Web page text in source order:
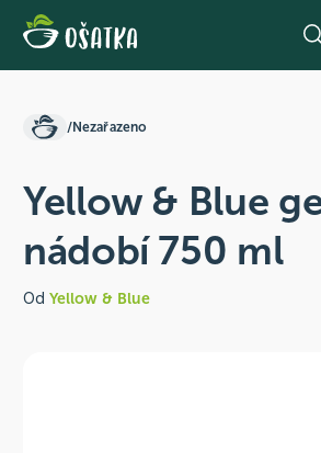
/Nezařazeno
Yellow & Blue
nádobí 750 ml
Od Yellow & Blue